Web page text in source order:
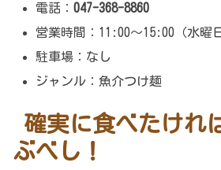
電話：047-368-8860
営業時間：11:00～15:00（水曜
駐車場：なし
ジャンル：魚介つけ麺
確実に食べたけれ
ぶべし！